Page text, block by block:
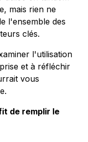
mais rien ne
l'ensemble des
clés.
l'utilisation
et à réfléchir
vous
de remplir le